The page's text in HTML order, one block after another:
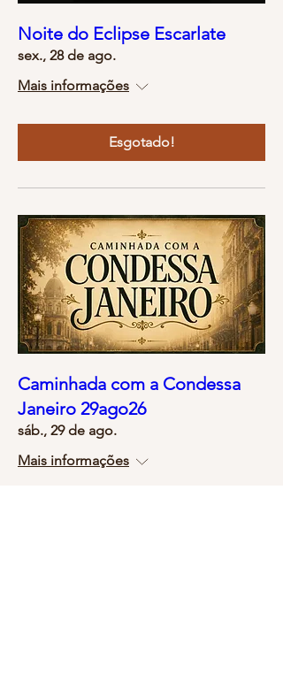
Noite do Eclipse Escarlate
sex., 28 de ago.
Mais informações
Esgotado!
Caminhada com a Condessa
Janeiro 29ago26
sáb., 29 de ago.
Mais informações